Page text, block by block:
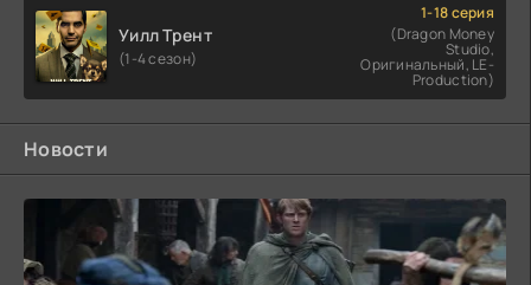
Уилл Трент
(1-4 сезон)
1-18 серия
(Dragon Money
Studio,
Оригинальный, LE-
Production)
Новости